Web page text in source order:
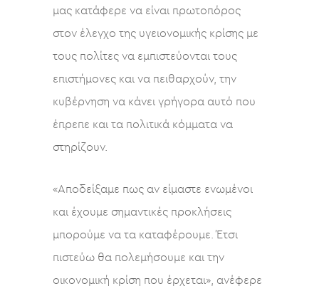
μας κατάφερε να είναι πρωτοπόρος
στον έλεγχο της υγειονομικής κρίσης με
τους πολίτες να εμπιστεύονται τους
επιστήμονες και να πειθαρχούν, την
κυβέρνηση να κάνει γρήγορα αυτό που
έπρεπε και τα πολιτικά κόμματα να
στηρίζουν.
«Αποδείξαμε πως αν είμαστε ενωμένοι
και έχουμε σημαντικές προκλήσεις
μπορούμε να τα καταφέρουμε. Έτσι
πιστεύω θα πολεμήσουμε και την
οικονομική κρίση που έρχεται», ανέφερε